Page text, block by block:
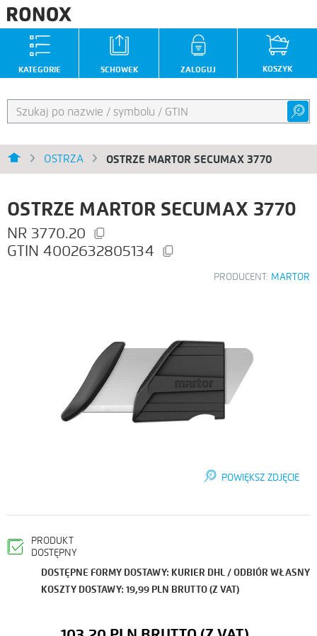
ZALOGUJ KOSZYK
SCHOWEK
KATEGORIE
OSTRZA OSTRZE MARTOR SECUMAX 3770
OSTRZE MARTOR SECUMAX 3770
3770.20
4002632805134
PRODUCENT: MARTOR
POWIĘKSZ ZDJĘCIE
PRODUKT
DOSTĘPNY
DOSTĘPNE FORMY DOSTAWY: KURIER DHL / ODBIÓR WŁASNY
KOSZTY DOSTAWY: 19,99 PLN BRUTTO (Z VAT)